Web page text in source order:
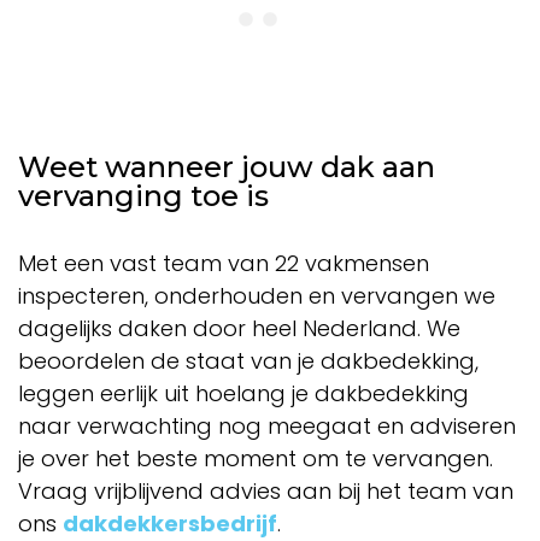
Weet wanneer jouw dak aan
vervanging toe is
Met een vast team van 22 vakmensen
inspecteren, onderhouden en vervangen we
dagelijks daken door heel Nederland. We
beoordelen de staat van je dakbedekking,
leggen eerlijk uit hoelang je dakbedekking
naar verwachting nog meegaat en adviseren
je over het beste moment om te vervangen.
Vraag vrijblijvend advies aan bij het team van
ons dakdekkersbedrijf.